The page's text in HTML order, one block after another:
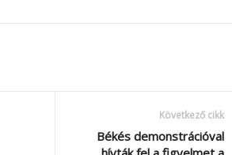
Következő cikk
Békés demonstrációval